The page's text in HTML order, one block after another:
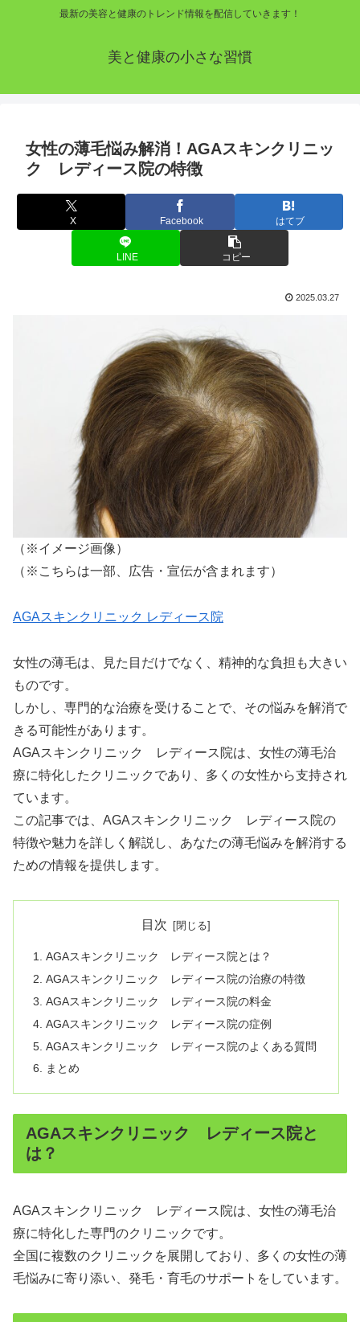
最新の美容と健康のトレンド情報を配信していきます！
美と健康の小さな習慣
女性の薄毛悩み解消！AGAスキンクリニッ
ク レディース院の特徴
X Facebook はてブ
LINE コピー
2025.03.27
（※イメージ画像）
（※こちらは一部、広告・宣伝が含まれます）
AGAスキンクリニック レディース院
女性の薄毛は、見た目だけでなく、精神的な負担も大きい
ものです。
しかし、専門的な治療を受けることで、その悩みを解消で
きる可能性があります。
AGAスキンクリニック レディース院は、女性の薄毛治
療に特化したクリニックであり、多くの女性から支持され
ています。
この記事では、AGAスキンクリニック レディース院の
特徴や魅力を詳しく解説し、あなたの薄毛悩みを解消する
ための情報を提供します。
目次
AGAスキンクリニック レディース院とは？
AGAスキンクリニック レディース院の治療の特徴
AGAスキンクリニック レディース院の料金
AGAスキンクリニック レディース院の症例
AGAスキンクリニック レディース院のよくある質問
まとめ
AGAスキンクリニック レディース院と
は？
AGAスキンクリニック レディース院は、女性の薄毛治
療に特化した専門のクリニックです。
全国に複数のクリニックを展開しており、多くの女性の薄
毛悩みに寄り添い、発毛・育毛のサポートをしています。